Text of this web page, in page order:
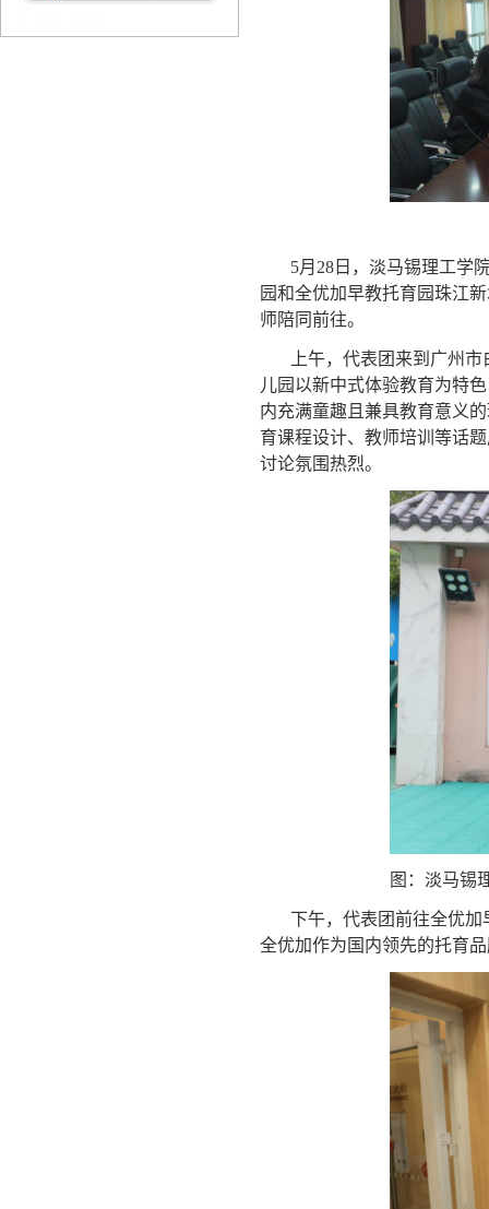
5月28日，淡马锡理工学
园和全优加早教托育园珠江
师陪同前往。
上午，代表团来到广州
儿园以新中式体验教育为特
内充满童趣且兼具教育意义
育课程设计、教师培训等话
讨论氛围热烈。
图：淡马锡
下午，代表团前往全优
全优加作为国内领先的托育